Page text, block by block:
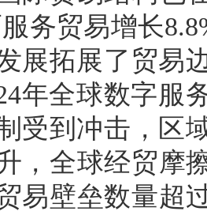
务贸易增长
展拓展了贸易
年全球数字服
受到冲击，区
，全球经贸摩
易壁垒数量超